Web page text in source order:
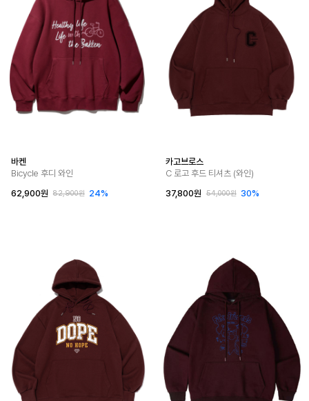
바켄
Bicycle 후디 와인
62,900원
82,900원 24%
카고브로스
C 로고 후드 티셔츠 (와인)
37,800원
54,000원 30%